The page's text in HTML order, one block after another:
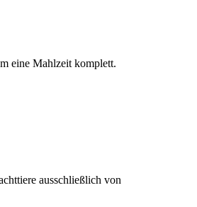
eine Mahlzeit komplett.
ausschließlich von